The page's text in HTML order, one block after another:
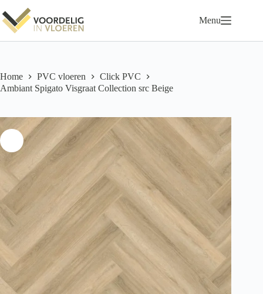
naar
de
inhoud
Menu
Home PVC vloeren
Click PVC
Ambiant Spigato Visgraat Collection src Beige